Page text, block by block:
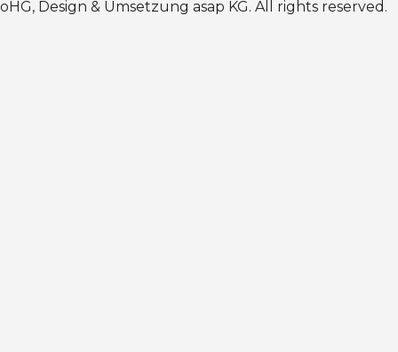
oHG, Design & Umsetzung asap KG. All rights reserved.